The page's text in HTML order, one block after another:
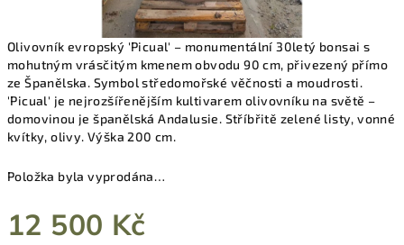
Olivovník evropský 'Picual' – monumentální 30letý bonsai s
mohutným vrásčitým kmenem obvodu 90 cm, přivezený přímo
ze Španělska. Symbol středomořské věčnosti a moudrosti.
'Picual' je nejrozšířenějším kultivarem olivovníku na světě –
domovinou je španělská Andalusie. Stříbřitě zelené listy, vonné
kvítky, olivy. Výška 200 cm.
Položka byla vyprodána…
12 500 Kč